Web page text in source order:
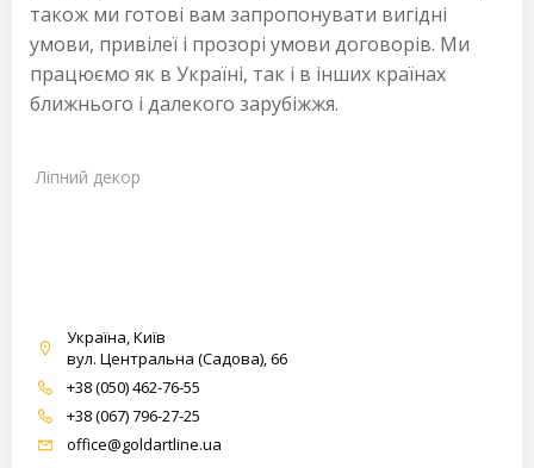
також ми готові вам запропонувати вигідні
умови, привілеї і прозорі умови договорів. Ми
працюємо як в Україні, так і в інших країнах
ближнього і далекого зарубіжжя.
Ліпний декор
Україна, Київ
вул. Центральна (Садова), 66
+38 (050) 462-76-55
+38 (067) 796-27-25
office@goldartline.ua